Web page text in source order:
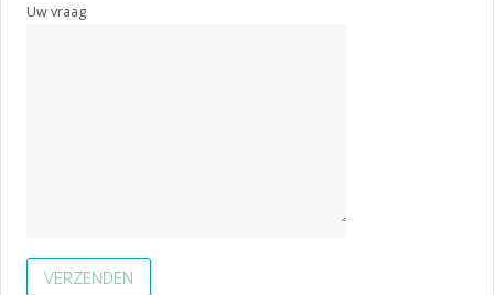
Uw vraag